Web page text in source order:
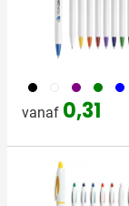
001 002 024 004 005
vanaf 0,31